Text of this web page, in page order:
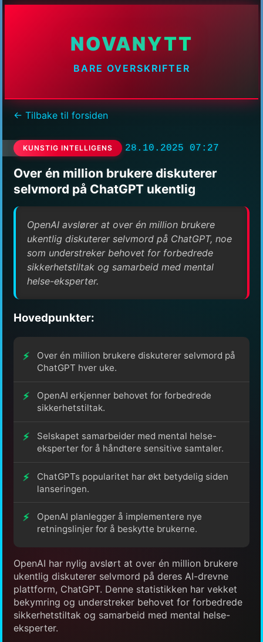
NOVANYTT
BARE OVERSKRIFTER
← Tilbake til forsiden
KUNSTIG INTELLIGENS 28.10.2025 07:27
Over én million brukere diskuterer
selvmord på ChatGPT ukentlig
OpenAI avslører at over én million brukere
ukentlig diskuterer selvmord på ChatGPT, noe
som understreker behovet for forbedrede
sikkerhetstiltak og samarbeid med mental
helse-eksperter.
Hovedpunkter:
Over én million brukere diskuterer selvmord på
ChatGPT hver uke.
OpenAI erkjenner behovet for forbedrede
sikkerhetstiltak.
Selskapet samarbeider med mental helse-
eksperter for å håndtere sensitive samtaler.
ChatGPTs popularitet har økt betydelig siden
lanseringen.
OpenAI planlegger å implementere nye
retningslinjer for å beskytte brukerne.
OpenAI har nylig avslørt at over én million brukere
ukentlig diskuterer selvmord på deres AI-drevne
plattform, ChatGPT. Denne statistikken har vekket
bekymring og understreker behovet for forbedrede
sikkerhetstiltak og samarbeid med mental helse-
eksperter.